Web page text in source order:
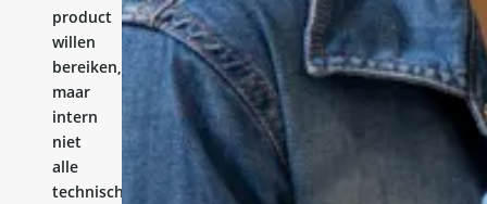
product
willen
bereiken,
maar
intern
niet
alle
technische